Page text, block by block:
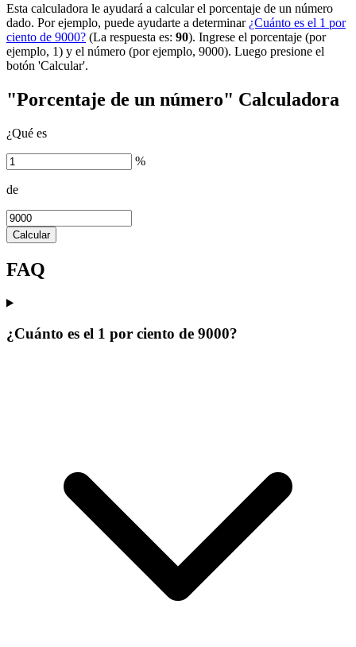
Esta calculadora le ayudará a calcular el porcentaje de un número
dado. Por ejemplo, puede ayudarte a determinar ¿Cuánto es el 1 por
ciento de 9000? (La respuesta es: 90). Ingrese el porcentaje (por
ejemplo, 1) y el número (por ejemplo, 9000). Luego presione el
botón 'Calcular'.
"Porcentaje de un número" Calculadora
¿Qué es
%
de
Calcular
FAQ
¿Cuánto es el 1 por ciento de 9000?